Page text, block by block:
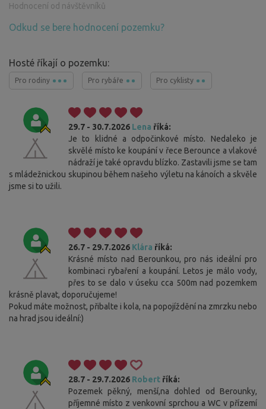
Hodnocení od návštěvníků
Odkud se bere hodnocení pozemku?
Hosté říkají o pozemku:
Pro rodiny Pro rybáře Pro cyklisty
29.7 - 30.7.2026 Lena říká:
Je to klidné a odpočinkové místo. Nedaleko je
skvělé místo ke koupání v řece Berounce a vlakové
nádraží je také opravdu blízko. Zastavili jsme se tam
s mládežnickou skupinou během našeho výletu na kánoích a skvěle
jsme si to užili.
26.7 - 29.7.2026 Klára říká:
Krásné místo nad Berounkou, pro nás ideální pro
kombinaci rybaření a koupání. Letos je málo vody,
přes to se dalo v úseku cca 500m nad pozemkem
krásně plavat, doporučujeme!
Pokud máte možnost, přibalte i kola, na popojíždění na zmrzku nebo
na hrad jsou ideální:)
28.7 - 29.7.2026 Robert říká:
Pozemek pěkný, menší,na dohled od Berounky,
příjemné místo z venkovní sprchou a WC v přízemí